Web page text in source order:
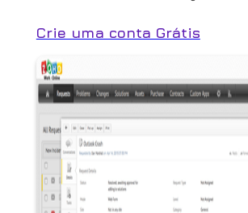
Crie uma conta Grátis